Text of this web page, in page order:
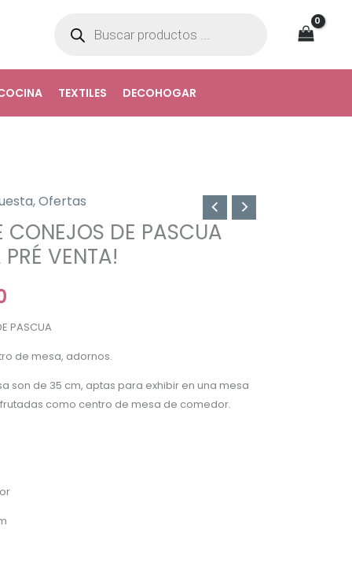
productos
TEXTILES DECOHOGAR
,Ofertas
CONEJOS DE PASCUA
VENTA!
El
precio
$27.990.
PASCUA
de mesa, adornos.
son de 35 cm, aptas para exhibir en una mesa
como centro de mesa de comedor.